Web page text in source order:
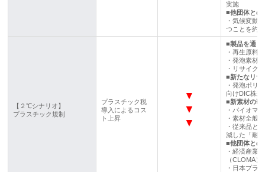
実施
■他団体との
・気候変動
つことを約束
【２℃シナリオ】
プラスチック規制
プラスチック税
導入によるコス
ト上昇
▼
▼
▼
■製品を通じ
・再生原
・発泡素材
・リサイク
■新たなリサ
・発泡ポリ
向けDIC株
■新素材の研
・バイオマ
・素材全般
・従来品と
減した「耐
■他団体との
・経済産業
（CLOMA
・日本プラ